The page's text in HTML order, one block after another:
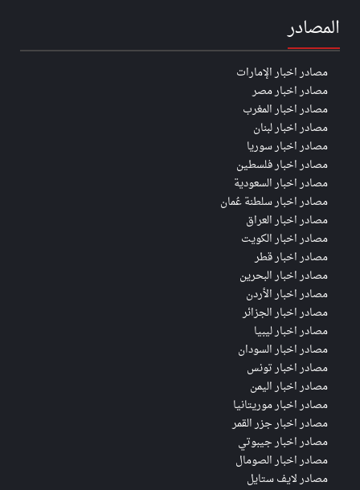
المصادر
مصادر اخبار الإمارات
مصادر اخبار مصر
مصادر اخبار المغرب
مصادر اخبار لبنان
مصادر اخبار سوريا
مصادر اخبار فلسطين
مصادر اخبار السعودية
مصادر اخبار سلطنة عُمان
مصادر اخبار العراق
مصادر اخبار الكويت
مصادر اخبار قطر
مصادر اخبار البحرين
مصادر اخبار الأردن
مصادر اخبار الجزائر
مصادر اخبار ليبيا
مصادر اخبار السودان
مصادر اخبار تونس
مصادر اخبار اليمن
مصادر اخبار موريتانيا
مصادر اخبار جزر القمر
مصادر اخبار جيبوتي
مصادر اخبار الصومال
مصادر لايف ستايل